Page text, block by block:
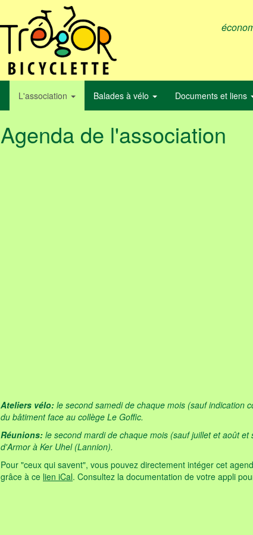
L'association
Balades à vélo Documents et liens
Agenda de l'association
Ateliers vélo: le second samedi de chaque mois (sauf indication
du bâtiment face au collège Le Goffic.
Réunions: le second mardi de chaque mois (sauf juillet et août
d'Armor à Ker Uhel (Lannion).
Pour "ceux qui savent", vous pouvez directement intéger cet
grâce à ce lien iCal. Consultez la documentation de votre appli